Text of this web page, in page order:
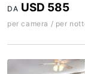
DA USD 585
per camera / per